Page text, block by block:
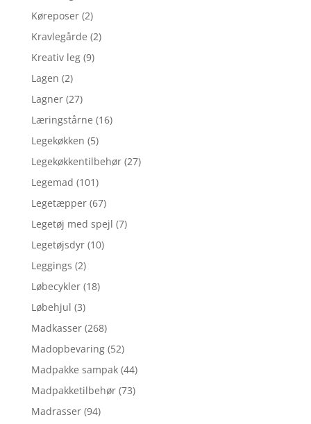
Køreposer (2)
Kravlegårde (2)
Kreativ leg (9)
Lagen (2)
Lagner (27)
Læringstårne (16)
Legekøkken (5)
Legekøkkentilbehør (27)
Legemad (101)
Legetæpper (67)
Legetøj med spejl (7)
Legetøjsdyr (10)
Leggings (2)
Løbecykler (18)
Løbehjul (3)
Madkasser (268)
Madopbevaring (52)
Madpakke sampak (44)
Madpakketilbehør (73)
Madrasser (94)